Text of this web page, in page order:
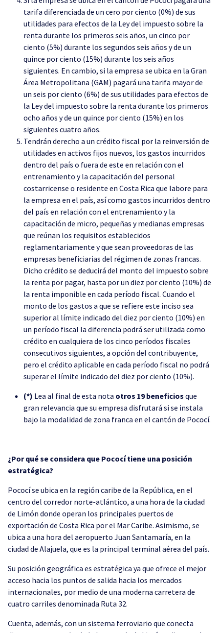
tarifa diferenciada de un cero por ciento (0%) de sus
utilidades para efectos de la Ley del impuesto sobre la
renta durante los primeros seis años, un cinco por
ciento (5%) durante los segundos seis años y de un
quince por ciento (15%) durante los seis años
siguientes. En cambio, si la empresa se ubica en la Gran
Área Metropolitana (GAM) pagará una tarifa mayor de
un seis por ciento (6%) de sus utilidades para efectos de
la Ley del impuesto sobre la renta durante los primeros
ocho años y de un quince por ciento (15%) en los
siguientes cuatro años.
Tendrán derecho a un crédito fiscal por la reinversión de
utilidades en activos fijos nuevos, los gastos incurridos
dentro del país o fuera de este en relación con el
entrenamiento y la capacitación del personal
costarricense o residente en Costa Rica que labore para
la empresa en el país, así como gastos incurridos dentro
del país en relación con el entrenamiento y la
capacitación de micro, pequeñas y medianas empresas
que reúnan los requisitos establecidos
reglamentariamente y que sean proveedoras de las
empresas beneficiarias del régimen de zonas francas.
Dicho crédito se deducirá del monto del impuesto sobre
la renta por pagar, hasta por un diez por ciento (10%) de
la renta imponible en cada período fiscal. Cuando el
monto de los gastos a que se refiere este inciso sea
superior al límite indicado del diez por ciento (10%) en
un período fiscal la diferencia podrá ser utilizada como
crédito en cualquiera de los cinco períodos fiscales
consecutivos siguientes, a opción del contribuyente,
pero el crédito aplicable en cada período fiscal no podrá
superar el límite indicado del diez por ciento (10%).
(*) Lea al final de esta nota otros 19 beneficios que
gran relevancia que su empresa disfrutará si se instala
bajo la modalidad de zona franca en el cantón de Pococí.
¿Por qué se considera que Pococí tiene una posición
estratégica?
Pococí se ubica en la región caribe de la República, en el
centro del corredor norte-atlántico, a una hora de la ciudad
de Limón donde operan los principales puertos de
exportación de Costa Rica por el Mar Caribe. Asimismo, se
ubica a una hora del aeropuerto Juan Santamaría, en la
ciudad de Alajuela, que es la principal terminal aérea del país.
Su posición geográfica es estratégica ya que ofrece el mejor
acceso hacia los puntos de salida hacia los mercados
internacionales, por medio de una moderna carretera de
cuatro carriles denominada Ruta 32.
Cuenta, además, con un sistema ferroviario que conecta